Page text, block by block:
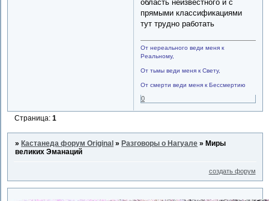
область неизвестного и с
прямыми классификациями
тут трудно работать
От нереального веди меня к
Реальному,
От тьмы веди меня к Свету,
От смерти веди меня к Бессмертию
0
Страница:1
» Кастанеда форум Original » Разговоры о Нагуале » Миры
великих Эманаций
создать форум